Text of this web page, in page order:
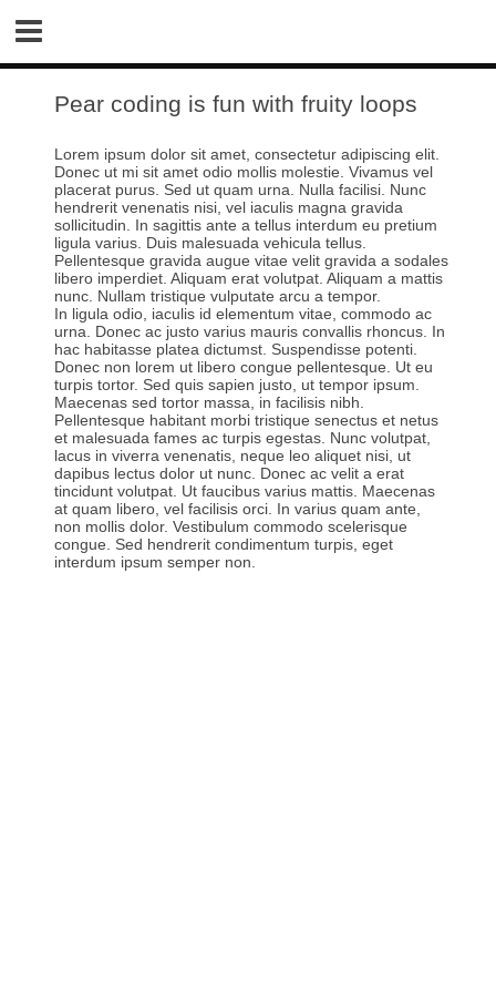
Pear coding is fun with fruity loops
Lorem ipsum dolor sit amet, consectetur adipiscing elit.
Donec ut mi sit amet odio mollis molestie. Vivamus vel
placerat purus. Sed ut quam urna. Nulla facilisi. Nunc
hendrerit venenatis nisi, vel iaculis magna gravida
sollicitudin. In sagittis ante a tellus interdum eu pretium
ligula varius. Duis malesuada vehicula tellus.
Pellentesque gravida augue vitae velit gravida a sodales
libero imperdiet. Aliquam erat volutpat. Aliquam a mattis
nunc. Nullam tristique vulputate arcu a tempor.
In ligula odio, iaculis id elementum vitae, commodo ac
urna. Donec ac justo varius mauris convallis rhoncus. In
hac habitasse platea dictumst. Suspendisse potenti.
Donec non lorem ut libero congue pellentesque. Ut eu
turpis tortor. Sed quis sapien justo, ut tempor ipsum.
Maecenas sed tortor massa, in facilisis nibh.
Pellentesque habitant morbi tristique senectus et netus
et malesuada fames ac turpis egestas. Nunc volutpat,
lacus in viverra venenatis, neque leo aliquet nisi, ut
dapibus lectus dolor ut nunc. Donec ac velit a erat
tincidunt volutpat. Ut faucibus varius mattis. Maecenas
at quam libero, vel facilisis orci. In varius quam ante,
non mollis dolor. Vestibulum commodo scelerisque
congue. Sed hendrerit condimentum turpis, eget
interdum ipsum semper non.